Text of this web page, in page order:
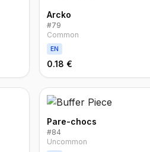
Arcko
#79
Common
EN
0.18 €
Pare-chocs
#84
Uncommon